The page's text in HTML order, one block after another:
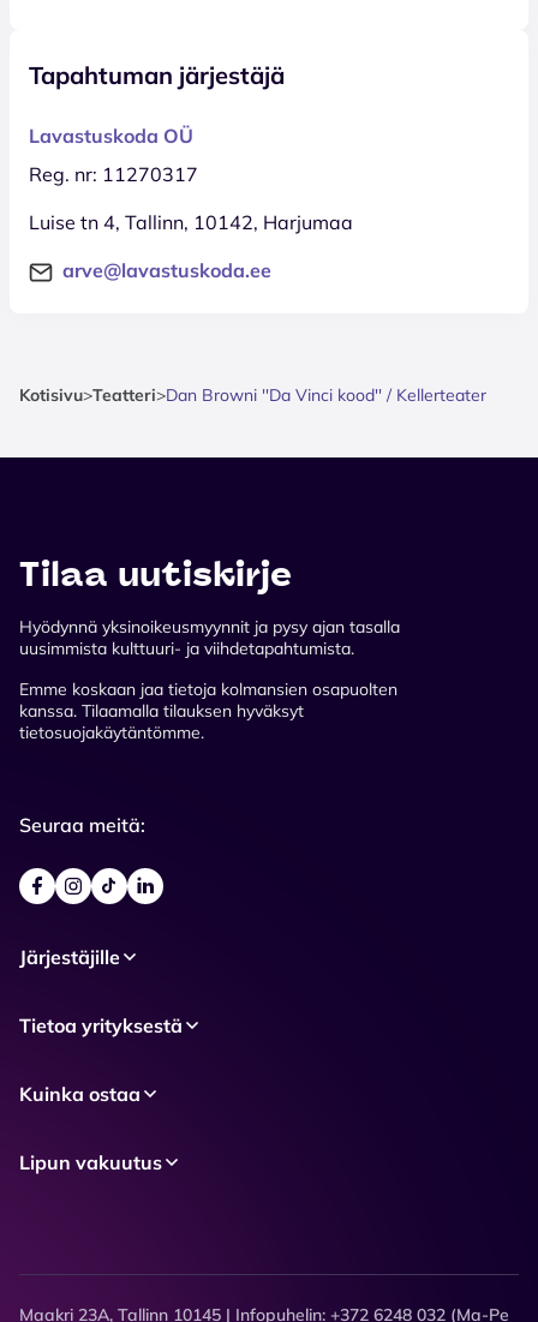
Tapahtuman järjestäjä
Lavastuskoda OÜ
Reg. nr: 11270317
Luise tn 4, Tallinn, 10142, Harjumaa
arve@lavastuskoda.ee
Kotisivu>Teatteri>Dan Browni ''Da Vinci kood'' / Kellerteater
Tilaa uutiskirje
Hyödynnä yksinoikeusmyynnit ja pysy ajan tasalla
uusimmista kulttuuri- ja viihdetapahtumista.
Emme koskaan jaa tietoja kolmansien osapuolten
kanssa. Tilaamalla tilauksen hyväksyt
tietosuojakäytäntömme.
Seuraa meitä:
Järjestäjille
Tietoa yrityksestä
Kuinka ostaa
Lipun vakuutus
Maakri 23A, Tallinn 10145 | Infopuhelin: +372 6248 032 (Ma-Pe